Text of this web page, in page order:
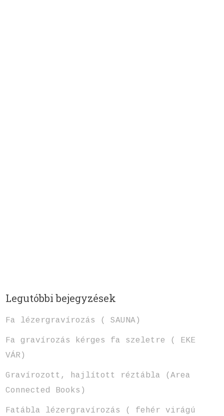
Legutóbbi bejegyzések
Fa lézergravírozás ( SAUNA)
Fa gravírozás kérges fa szeletre ( EKE
VÁR)
Gravírozott, hajlított réztábla (Area
Connected Books)
Fatábla lézergravírozás ( fehér virágú